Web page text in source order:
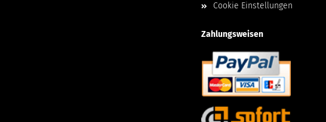
Cookie Einstellungen
Zahlungsweisen